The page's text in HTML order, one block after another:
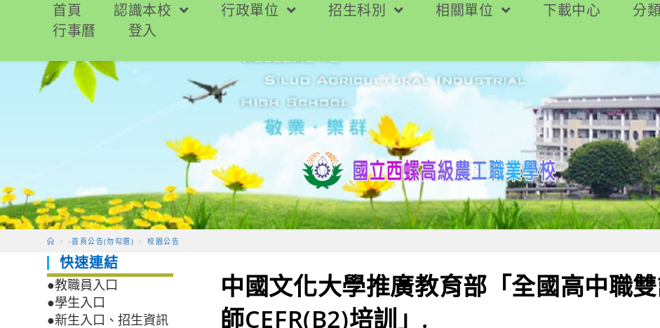
要
首頁 認識本校 行政單位 招生科別 相關單位 下載中心 分
行事曆
登入
> -首頁公告(勿勾選) > 校園公告
中國文化大學推廣教育部「全國高中職
師CEFR(B2)培訓」.
快速連結
●教職員入口
●學生入口
●新生入口、招生資訊